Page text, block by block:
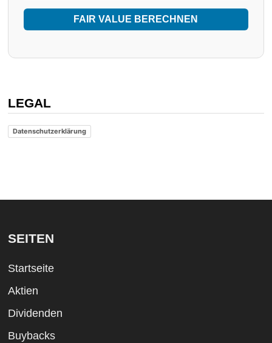
FAIR VALUE BERECHNEN
LEGAL
Datenschutzerklärung
SEITEN
Startseite
Aktien
Dividenden
Buybacks